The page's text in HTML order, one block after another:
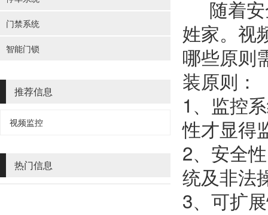
门禁系统
智能门锁
推荐信息
视频监控
热门信息
随着安
姓家。视
哪些原则
装原则：
1、监控
性才显得
2、安全
统及非法
3、可扩